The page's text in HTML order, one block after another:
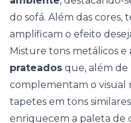
do sofá. Além das cores,
amplificam o efeito
Misture tons metálicos e
prateados que, além de
complementam o visual
tapetes em tons
enriquecem a paleta de